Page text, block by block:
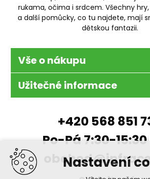
Nastavení
rukama, očima i srdcem. Všechny
a další pomůcky, co tu najdete, mají
dětskou fantazii.
Vše o nákupu
Užitečné informace
+420 568 851
Po-Pá 7:30-